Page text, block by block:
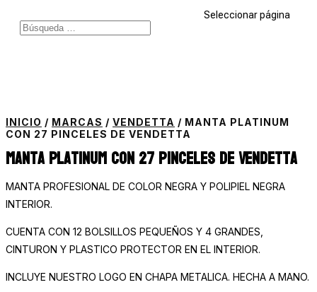
Seleccionar página
INICIO / MARCAS / VENDETTA / MANTA PLATINUM
CON 27 PINCELES DE VENDETTA
Manta Platinum con 27 pinceles de Vendetta
MANTA PROFESIONAL DE COLOR NEGRA Y POLIPIEL NEGRA
INTERIOR.
CUENTA CON 12 BOLSILLOS PEQUEÑOS Y 4 GRANDES,
CINTURON Y PLASTICO PROTECTOR EN EL INTERIOR.
INCLUYE NUESTRO LOGO EN CHAPA METALICA. HECHA A MANO.